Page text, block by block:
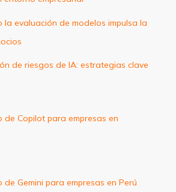
la evaluación de modelos impulsa la
de riesgos de IA: estrategias clave
de Copilot para empresas en
de Gemini para empresas en Perú